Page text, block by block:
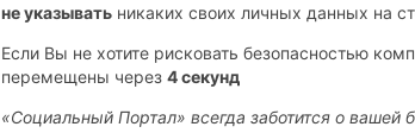
не указывать никаких своих личных данных на
Если Вы не хотите рисковать безопасностью
перемещены через 4секунд
«Социальный Портал» всегда заботится о вашей